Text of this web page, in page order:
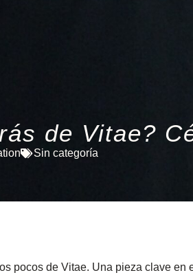
de Vitae?
Sin categoría
pocos de Vitae. Una pieza clave en